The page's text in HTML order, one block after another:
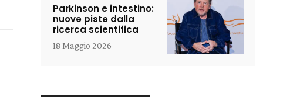
Parkinson e intestino:
nuove piste dalla
ricerca scientifica
18 Maggio 2026